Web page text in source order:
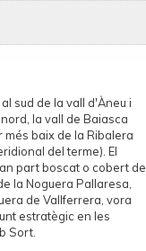
sud de la vall d'Àneu i
la vall de Baiasca
més baix de la Ribalera
del terme). El
part boscat o cobert de
la Noguera Pallaresa,
de Vallferrera, vora
estratègic en les
Sort.